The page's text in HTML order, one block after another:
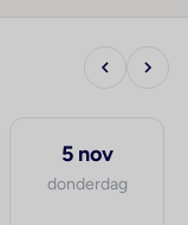
5 nov
donderdag